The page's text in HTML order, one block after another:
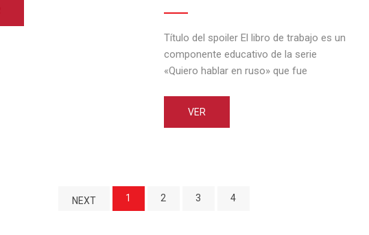
Título del spoiler El libro de trabajo es un
componente educativo de la serie
«Quiero hablar en ruso» que fue
VER
NEXT 1 2 3 4